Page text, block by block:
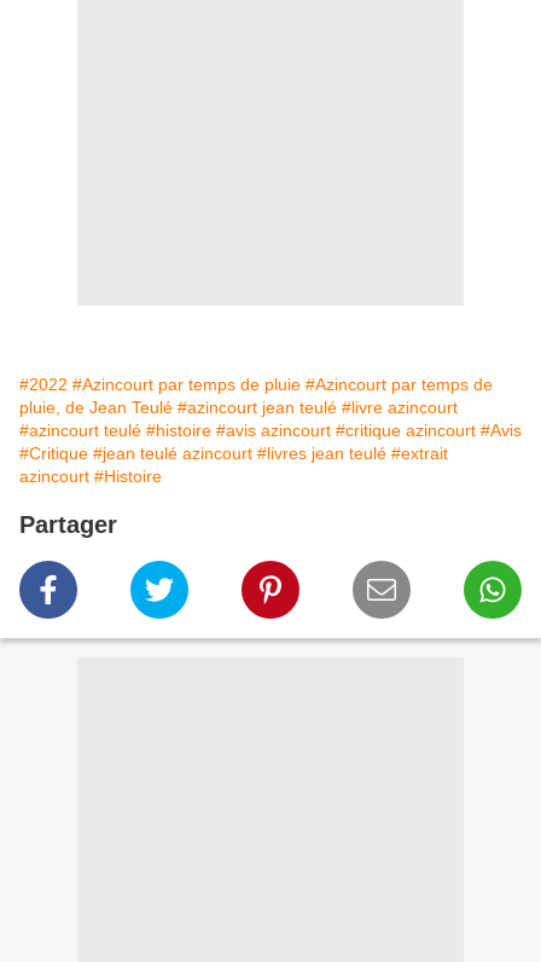
#2022 #Azincourt par temps de pluie #Azincourt par temps de
pluie, de Jean Teulé #azincourt jean teulé #livre azincourt
#azincourt teulé #histoire #avis azincourt #critique azincourt #Avis
#Critique #jean teulé azincourt #livres jean teulé #extrait
azincourt #Histoire
Partager